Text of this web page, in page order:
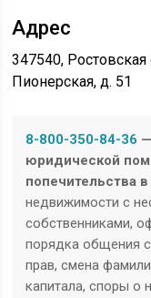
Адрес
347540, Ростовская
Пионерская, д. 51
8-800-350-84-36
юридической
попечительства
недвижимости с
собственниками,
порядка общения
прав, смена
капитала, споры о